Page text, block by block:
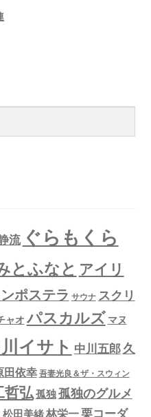
流 ぐらもくら
とふなと アイリ
ポステラ サウナ スクリ
ャオ パスカルズ マヌ
イサト 中川五郎久
田依幸 吾妻光良＆ザ・スウィン
哲弘孤独孤独のグルメ
松田美緒林栄一栗コーダ